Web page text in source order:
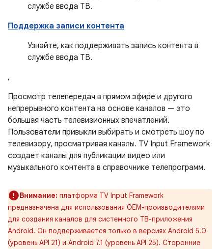
службе ввода ТВ.
Поддержка записи контента
Узнайте, как поддерживать запись контента в
службе ввода ТВ.
,
Просмотр телепередач в прямом эфире и другого
непрерывного контента на основе каналов — это
большая часть телевизионных впечатлений.
Пользователи привыкли выбирать и смотреть шоу по
телевизору, просматривая каналы. TV Input Framework
создает каналы для публикации видео или
музыкального контента в справочнике телепрограмм.
Внимание: платформа TV Input Framework
предназначена для использования OEM-производителями
для создания каналов для системного ТВ-приложения
Android. Он поддерживается только в версиях Android 5.0
(уровень API 21) и Android 7.1 (уровень API 25). Сторонние